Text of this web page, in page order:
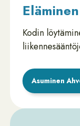
Eläminen
Kodin
Asuminen